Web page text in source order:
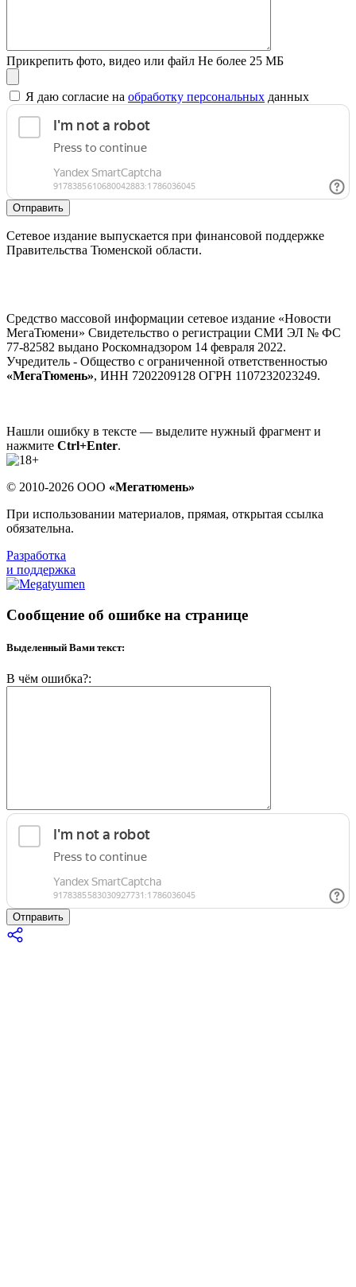
Прикрепить фото, видео или файл Не более 25 МБ
Я даю согласие на обработку персональных данных
Отправить
Сетевое издание выпускается при финансовой поддержке
Правительства Тюменской области.
Средство массовой информации сетевое издание «Новости
МегаТюмени» Свидетельство о регистрации СМИ ЭЛ № ФС
77-82582 выдано Роскомнадзором 14 февраля 2022.
Учредитель - Общество с ограниченной ответственностью
«МегаТюмень», ИНН 7202209128 ОГРН 1107232023249.
Нашли ошибку в тексте — выделите нужный фрагмент и
нажмите Ctrl+Enter.
© 2010-2026 ООО «Мегатюмень»
При использовании материалов, прямая, открытая ссылка
обязательна.
Разработка
и поддержка
Сообщение об ошибке на странице
Выделенный Вами текст:
В чём ошибка?:
Отправить